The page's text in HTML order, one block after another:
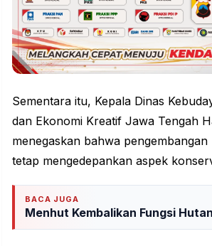
Sementara itu, Kepala Dinas
dan Ekonomi Kreatif Jawa Tengah
menegaskan bahwa
tetap mengedepankan aspek
BACA JUGA
Menhut Kembalikan Fungsi